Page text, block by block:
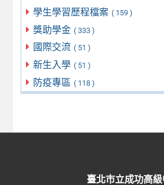
學生學習歷程檔案 ( 159 )
獎助學金 ( 333 )
國際交流 ( 51 )
新生入學 ( 51 )
防疫專區 ( 118 )
臺北市立成功高